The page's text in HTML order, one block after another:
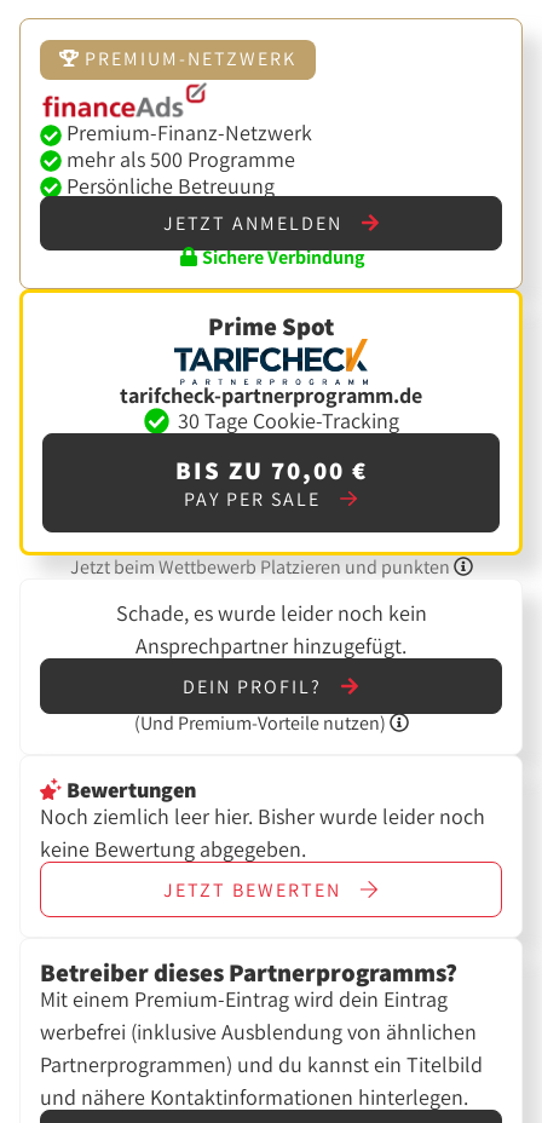
PREMIUM-NETZWERK
Premium-Finanz-Netzwerk
mehr als 500 Programme
Persönliche Betreuung
JETZT ANMELDEN
Sichere Verbindung
Prime Spot
tarifcheck-partnerprogramm.de
30 Tage Cookie-Tracking
BIS ZU 70,00 €
PAY PER SALE
Jetzt beim Wettbewerb Platzieren und punkten
Schade, es wurde leider noch kein
Ansprechpartner hinzugefügt.
DEIN PROFIL?
(Und Premium-Vorteile nutzen)
Bewertungen
Noch ziemlich leer hier. Bisher wurde leider noch
keine Bewertung abgegeben.
JETZT BEWERTEN
Betreiber dieses Partnerprogramms?
Mit einem Premium-Eintrag wird dein Eintrag
werbefrei (inklusive Ausblendung von ähnlichen
Partnerprogrammen) und du kannst ein Titelbild
und nähere Kontaktinformationen hinterlegen.